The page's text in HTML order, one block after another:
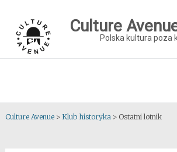
content
Culture
Polska kultura poza
Culture Avenue> Klub historyka> Ostatni lotnik